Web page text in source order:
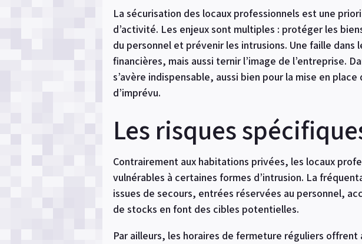
La sécurisation des locaux professionnels est une
d’activité. Les enjeux sont multiples : protéger les
du personnel et prévenir les intrusions. Une faille
financières, mais aussi ternir l’image de l’entreprise.
s’avère indispensable, aussi bien pour la mise en
d’imprévu.
Les risques
Contrairement aux habitations privées, les locaux
vulnérables à certaines formes d’intrusion. La
issues de secours, entrées réservées au personnel,
de stocks en font des cibles potentielles.
Par ailleurs, les horaires de fermeture réguliers